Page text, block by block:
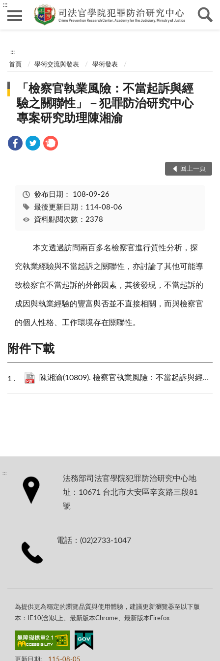
:::
:::
首頁 學術交流與發表 學術發表
「檢察官執業風險：不當起訴與經
驗之關聯性」－犯罪防治研究中心
專案研究助理陳湘渝
回上一頁
發布日期： 108-09-26
最後更新日期：114-08-06
資料點閱次數：2378
本文透過訪問兩百多名檢察官進行質性分析，探
究執業經驗與不當起訴之關聯性，亦討論了其他可能導
致檢察官不當起訴的外部因素，其後發現，不當起訴的
成因與執業經驗的豐富與否並不直接相關，而與檢察官
的個人性格、工作環境存在關聯性。
附件下載
陳湘渝(10809). 檢察官執業風險：不當起訴與經驗之關聯性.pdf
:::
法務部司法官學院犯罪防治研究中心地
址：10671 台北市大安區辛亥路三段81
號
電話：(02)2733-1047
為提供更為穩定的瀏覽品質與使用體驗，建議更新瀏覽器至以下版
本：IE10(含)以上、最新版本Chrome、最新版本Firefox
更新日期: 115-08-05